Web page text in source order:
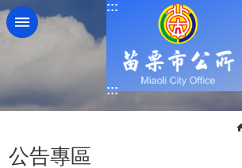
跳到主要內容區塊
:::
:::
公告專區